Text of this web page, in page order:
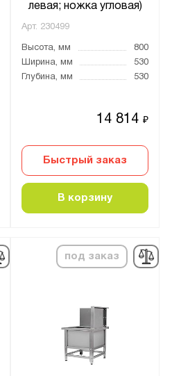
левая; ножка угловая)
Арт. 230499
Высота, мм
800
Ширина, мм
530
Глубина, мм
530
14 814₽
Быстрый заказ
В корзину
под заказ